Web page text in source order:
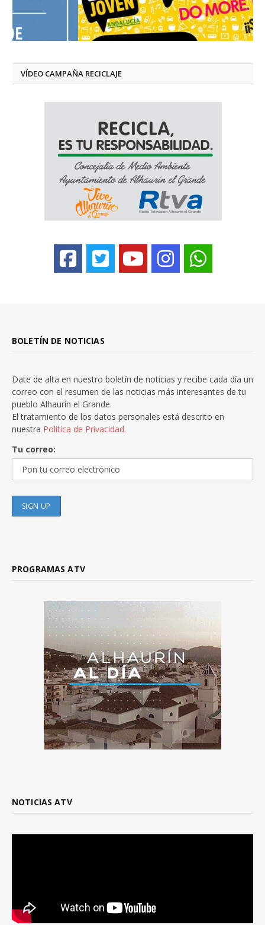
VÍDEO CAMPAÑA RECICLAJE
BOLETÍN DE NOTICIAS
Date de alta en nuestro boletín de noticias y recibe cada día un
correo con el resumen de las noticias más interesantes de tu
pueblo Alhaurín el Grande.
El tratamiento de los datos personales está descrito en
nuestra Política de Privacidad.
Tu correo:
PROGRAMAS ATV
NOTICIAS ATV